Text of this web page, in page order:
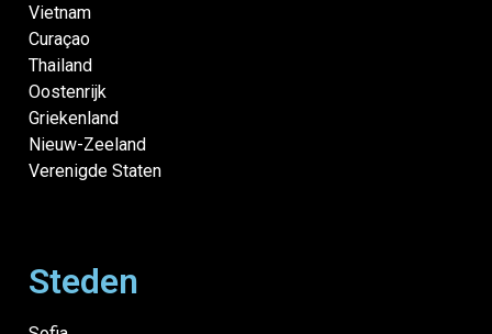
Vietnam
Curaçao
Thailand
Oostenrijk
Griekenland
Nieuw-Zeeland
Verenigde Staten
Steden